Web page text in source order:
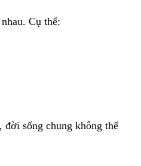
Cụ thể:
đời sống chung không thể